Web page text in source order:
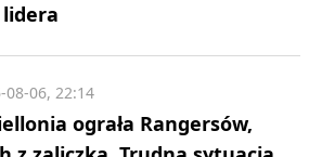
lidera
ograła Rangersów,
08-06, 22:14